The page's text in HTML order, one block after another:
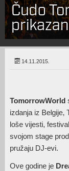
Čudo
14.11.2015.
TomorrowWorld
izdanja iz Belgije,
loše vijesti,
svojom stage
pružaju DJ-evi.
Ove godine je